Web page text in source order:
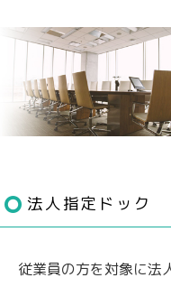
法人指定ドック
従業員の方を対象に法